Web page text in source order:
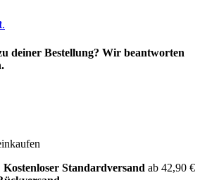
.
deiner Bestellung? Wir beantworten
Standardversand ab 42,90 €